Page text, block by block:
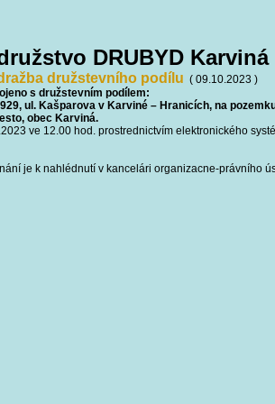
DRUBYD Karviná
družstevního podílu ( 09.10.2023 )
s družstevním podílem:
ul. Kašparova v Karviné – Hranicích, na
obec Karviná.
ve 12.00 hod. prostrednictvím elektronického
je k nahlédnutí v kancelári organizacne-právního